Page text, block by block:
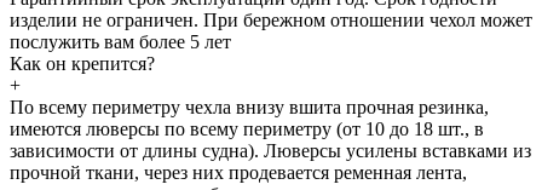
изделии не ограничен. При бережном отношении чехол может
послужить вам более 5 лет
Как он крепится?
+
По всему периметру чехла внизу вшита прочная резинка,
имеются люверсы по всему периметру (от 10 до 18 шт., в
зависимости от длины судна). Люверсы усилены вставками из
прочной ткани, через них продевается ременная лента,